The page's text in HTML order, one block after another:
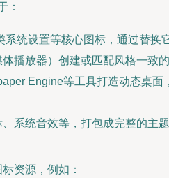
：
系统设置等核心图标，通过替换
播放器）创建或匹配风格一致
Engine等工具打造动态桌
系统音效等，打包成完整的主
资源，例如：